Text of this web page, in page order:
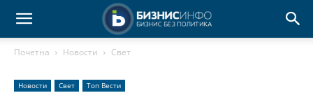
Почетна Новости Свет
Новости Свет Топ Вести